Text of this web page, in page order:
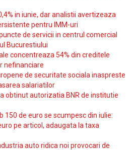
in iunie, dar analistii avertizeaza
pentru IMM-uri
de servicii in centrul comercial
Bucurestiului
concentreaza 54% din creditele
nefinanciare
de securitate sociala inaspreste
salariatilor
obtinut autorizatia BNR de institutie
150 de euro se scumpesc din iulie:
pe articol, adaugata la taxa
auto ridica noi provocari de